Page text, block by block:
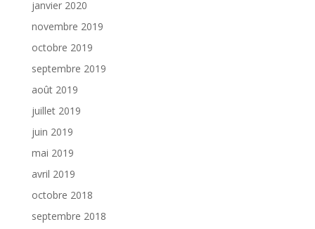
janvier 2020
novembre 2019
octobre 2019
septembre 2019
août 2019
juillet 2019
juin 2019
mai 2019
avril 2019
octobre 2018
septembre 2018